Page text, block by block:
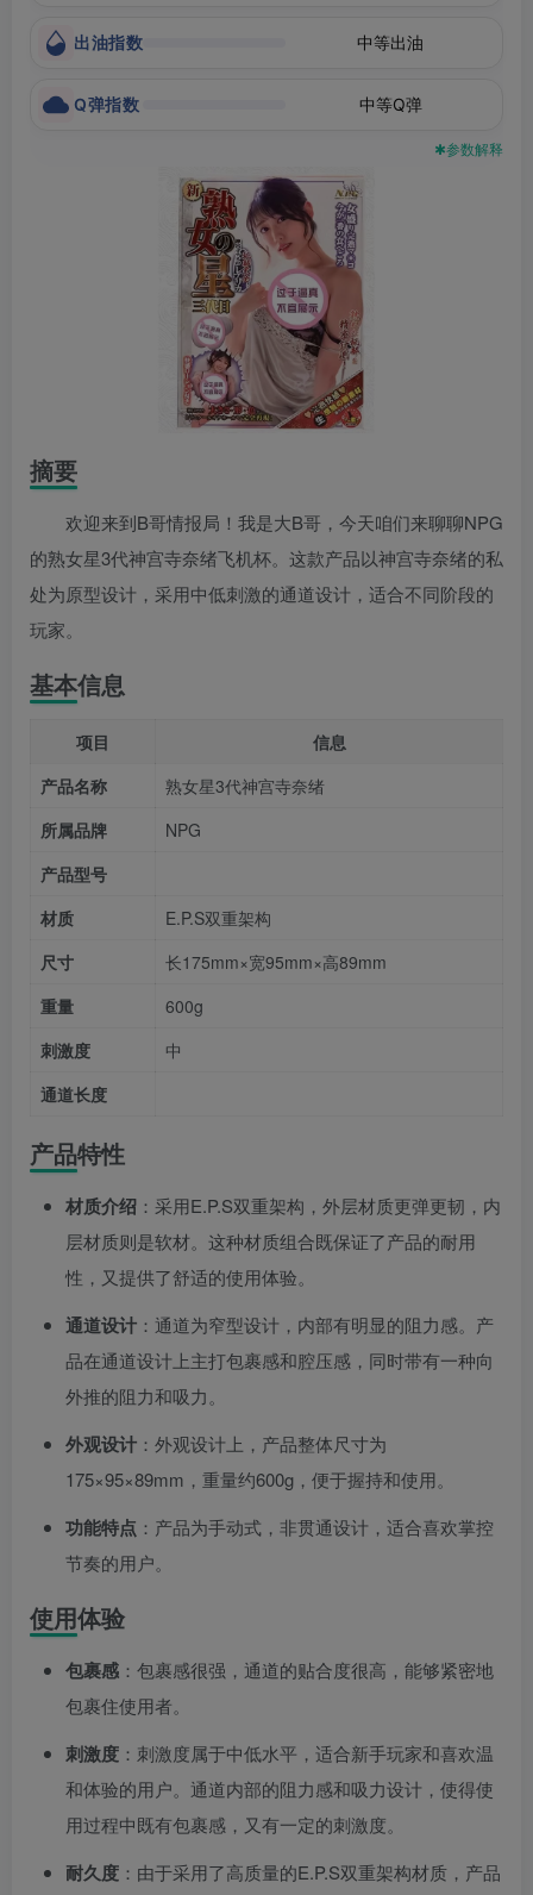
出油指数 中等出油
Q弹指数 中等Q弹
✱参数解释
摘要
欢迎来到B哥情报局！我是大B哥，今天咱们来聊聊NPG
的熟女星3代神宫寺奈绪飞机杯。这款产品以神宫寺奈绪的私
处为原型设计，采用中低刺激的通道设计，适合不同阶段的
玩家。
基本信息
项目
信息
产品名称
熟女星3代神宫寺奈绪
所属品牌
NPG
产品型号
材质
E.P.S双重架构
尺寸
长175mm×宽95mm×高89mm
重量
600g
刺激度
中
通道长度
产品特性
材质介绍 ：采用E.P.S双重架构，外层材质更弹更韧，内
层材质则是软材。这种材质组合既保证了产品的耐用
性，又提供了舒适的使用体验。
通道设计 ：通道为窄型设计，内部有明显的阻力感。产
品在通道设计上主打包裹感和腔压感，同时带有一种向
外推的阻力和吸力。
外观设计 ：外观设计上，产品整体尺寸为
175×95×89mm，重量约600g，便于握持和使用。
功能特点 ：产品为手动式，非贯通设计，适合喜欢掌控
节奏的用户。
使用体验
包裹感 ：包裹感很强，通道的贴合度很高，能够紧密地
包裹住使用者。
刺激度 ：刺激度属于中低水平，适合新手玩家和喜欢温
和体验的用户。通道内部的阻力感和吸力设计，使得使
用过程中既有包裹感，又有一定的刺激度。
耐久度 ：由于采用了高质量的E.P.S双重架构材质，产品